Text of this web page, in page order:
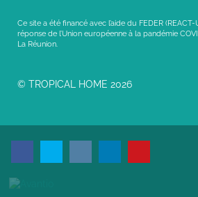
Ce site a été financé avec l’aide du FEDER
réponse de l’Union européenne à la pandémie
La Réunion.
© TROPICAL HOME 2026